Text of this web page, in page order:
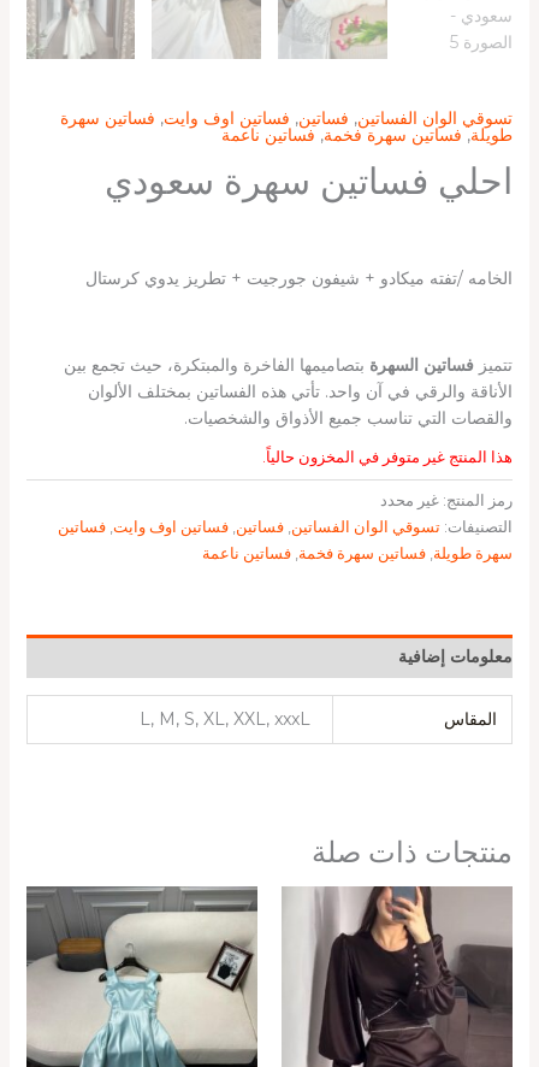
تسوقي الوان الفساتين, فساتين, فساتين اوف وايت, فساتين سهرة
طويلة, فساتين سهرة فخمة, فساتين ناعمة
احلي فساتين سهرة سعودي
الخامه /تفته ميكادو + شيفون جورجيت + تطريز يدوي كرستال
تتميز فساتين السهرة بتصاميمها الفاخرة والمبتكرة، حيث تجمع بين
الأناقة والرقي في آن واحد. تأتي هذه الفساتين بمختلف الألوان
والقصات التي تناسب جميع الأذواق والشخصيات.
هذا المنتج غير متوفر في المخزون حالياً.
رمز المنتج: غير محدد
التصنيفات: تسوقي الوان الفساتين, فساتين, فساتين اوف وايت, فساتين
سهرة طويلة, فساتين سهرة فخمة, فساتين ناعمة
معلومات إضافية
المقاس L, M, S, XL, XXL, xxxL
منتجات ذات صلة